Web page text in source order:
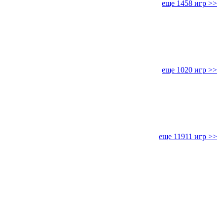
еще 1458 игр >>
еще 1020 игр >>
еще 11911 игр >>